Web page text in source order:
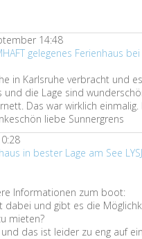
14:48
gelegenes Ferienhaus
in Karlsruhe verbracht und
die Lage sind
Das war wirklich einmalig.
liebe Sunnergrens
in bester Lage am See
Informationen zum boot:
dabei und gibt es die
mieten?
das ist leider zu eng auf